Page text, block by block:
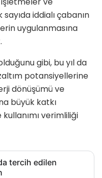
iddialı çabanın
uygulanmasına
gibi, bu yıl da
potansiyellerine
dönüşümü ve
büyük katkı
verimliliği
tercih edilen